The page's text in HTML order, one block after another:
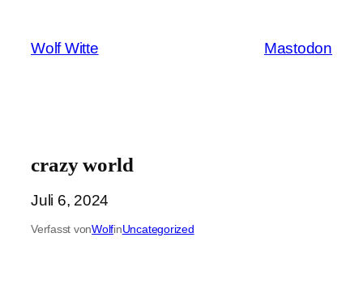
springen
Wolf Witte Mastodon
crazy world
Juli 6, 2024
Verfasst vonWolfinUncategorized